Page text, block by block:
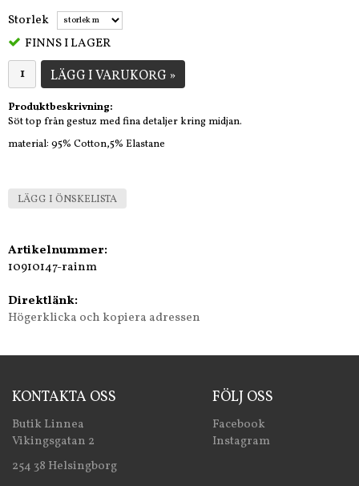
Storlek
FINNS I LAGER
LÄGG I VARUKORG »
Produktbeskrivning:
Söt top från gestuz med fina detaljer kring midjan.
material: 95% Cotton,5% Elastane
LÄGG I ÖNSKELISTA
Artikelnummer:
10910147-rainm
Direktlänk:
Högerklicka och kopiera adressen
KONTAKTA OSS
Butik Linnea
Vikingsgatan 2
254 38 Helsingborg
FÖLJ OSS
Facebook
Instagram